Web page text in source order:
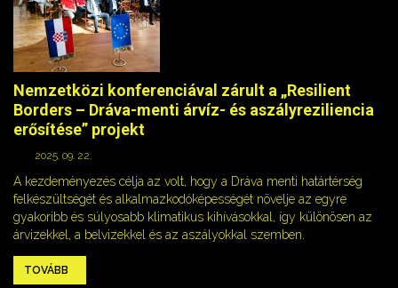
Nemzetközi konferenciával zárult a „Resilient
Borders – Dráva-menti árvíz- és aszályreziliencia
erősítése” projekt
2025. 09. 22.
A kezdeményezés célja az volt, hogy a Dráva menti határtérség
felkészültségét és alkalmazkodóképességét növelje az egyre
gyakoribb és súlyosabb klimatikus kihívásokkal, így különösen az
árvizekkel, a belvizekkel és az aszályokkal szemben.
TOVÁBB